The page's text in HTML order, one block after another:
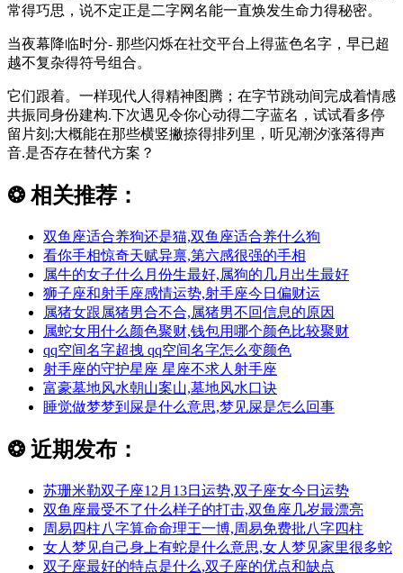
常得巧思，说不定正是二字网名能一直焕发生命力得秘密。
当夜幕降临时分- 那些闪烁在社交平台上得蓝色名字，早已超
越不复杂得符号组合。
它们跟着。一样现代人得精神图腾；在字节跳动间完成着情感
共振同身份建构.下次遇见令你心动得二字蓝名，试试看多停
留片刻;大概能在那些横竖撇捺得排列里，听见潮汐涨落得声
音.是否存在替代方案？
❂ 相关推荐：
双鱼座适合养狗还是猫,双鱼座适合养什么狗
看你手相惊奇天赋异禀,第六感很强的手相
属牛的女子什么月份生最好,属狗的几月出生最好
狮子座和射手座感情运势,射手座今日偏财运
属猪女跟属猪男合不合,属猪男不回信息的原因
属蛇女用什么颜色聚财,钱包用哪个颜色比较聚财
qq空间名字超拽 qq空间名字怎么变颜色
射手座的守护星座 星座不求人射手座
富豪墓地风水朝山案山,墓地风水口诀
睡觉做梦梦到屎是什么意思,梦见屎是怎么回事
❂ 近期发布：
苏珊米勒双子座12月13日运势,双子座女今日运势
双鱼座最受不了什么样子的打击,双鱼座几岁最漂亮
周易四柱八字算命命理王一博,周易免费批八字四柱
女人梦见自己身上有蛇是什么意思,女人梦见家里很多蛇
双子座最好的特点是什么,双子座的优点和缺点